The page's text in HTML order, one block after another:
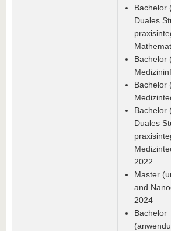
Bachelor
Duales
Bachelor
Bachelor
Bachelor
Duales
2022
Master
and
2024
Bachelor